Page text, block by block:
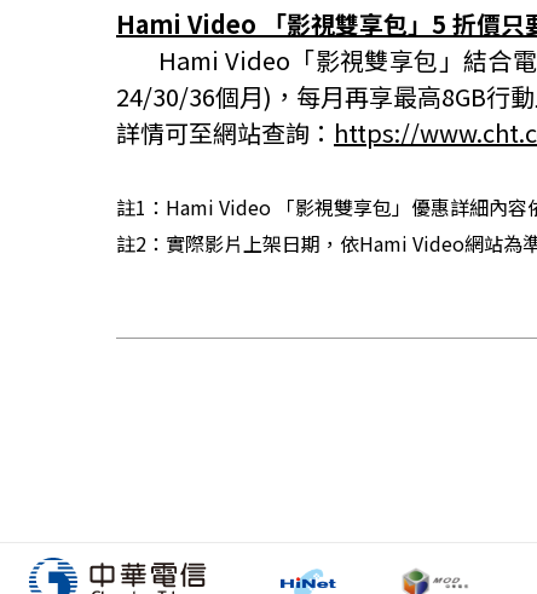
Hami Video 「影視雙享包」 5 折價只
Hami Video 「影視雙享包」結合
24/30/36個月) ，每月再享最高8GB行
詳情可至網站查詢： https://
註1 ： Hami Video 「影視雙享包」優惠詳細內
註2 ：實際影片上架日期，依Hami Video網站為